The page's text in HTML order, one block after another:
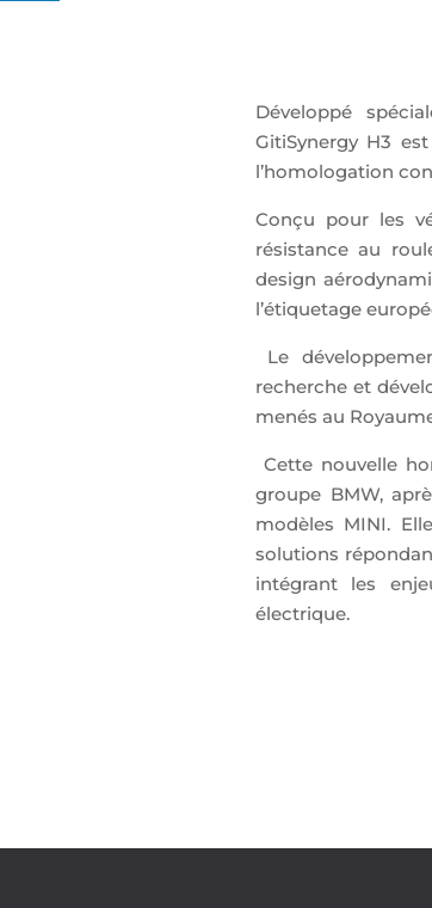
Développé
GitiSynergy H3
l’homologation
Conçu pour les
résistance au
design
l’étiquetage
Le
recherche et
menés au
Cette nouvelle
groupe BMW,
modèles MINI.
solutions
intégrant les
électrique.